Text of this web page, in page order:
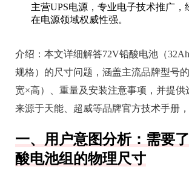
主营UPS电源，专业电子技术推广，
在电源领域权威性强。
介绍： 本文详细解答72V铅酸电池（
规格）的尺寸问题，涵盖主流品牌型号
宽×高）、重量及安装注意事项，并提供
来源于天能、超威等品牌官方技术手册，
一、用户意图分析：需要
酸电池组的物理尺寸